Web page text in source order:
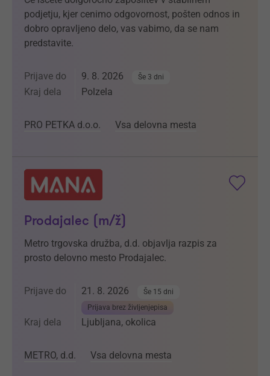
podjetju, kjer cenimo odgovornost, pošten odnos in
dobro opravljeno delo, vas vabimo, da se nam
predstavite.
Prijave do 9. 8. 2026 Še 3 dni
Kraj dela Polzela
PRO PETKA d.o.o. Vsa delovna mesta
Prodajalec (m/ž)
Metro trgovska družba, d.d. objavlja razpis za
prosto delovno mesto Prodajalec.
Prijave do 21. 8. 2026
Še 15 dni
Prijava brez življenjepisa
Kraj dela Ljubljana, okolica
METRO, d.d. Vsa delovna mesta